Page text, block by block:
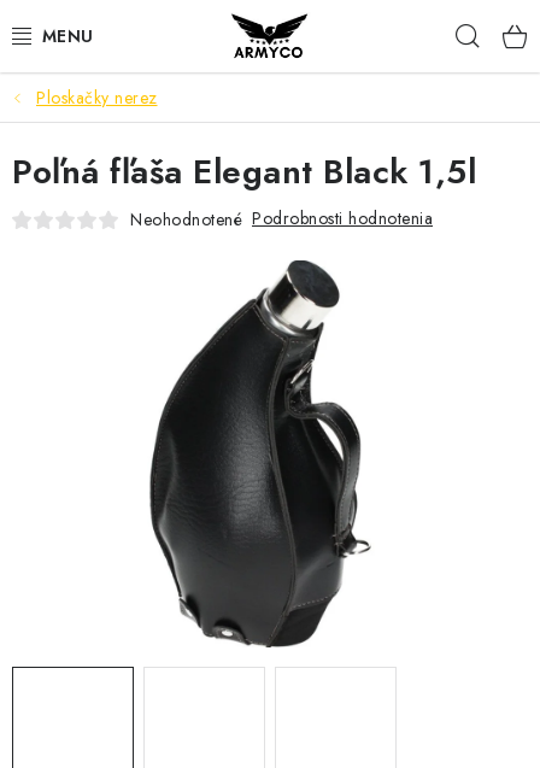
na
NOŽE A INÉ OSTRIE
OUTDOOR & CAMPING
SVIETIDLÁ
PARACORD NÁRAMKY
Bonusový program
Ploskačky nerez
Poľná fľaša Elegant Black 1,5l
Neohodnotené Podrobnosti hodnotenia